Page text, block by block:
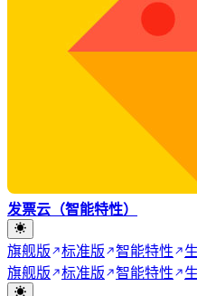
发票云（智能特性）
旗舰版 标准版 智能特性
旗舰版
标准版 智能特性